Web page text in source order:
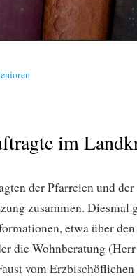
im
der Pfarreien und
zusammen. Diesmal
etwa über
die Wohnberatung
vom